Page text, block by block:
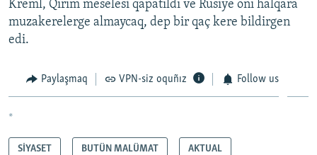
Kreml, Qırım meselesi qapatıldı ve Rusiye onı halqara
muzakerelerge almaycaq, dep bir qaç kere bildirgen
edi.
Paylaşmaq VPN-siz oquñız Follow us
*
SİYASET BUTÜN MALÜMAT AKTUAL